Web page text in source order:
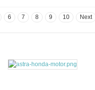
6 7 8 9 10 Next